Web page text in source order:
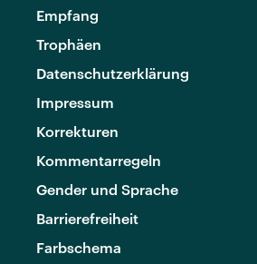
Empfang
Trophäen
Datenschutzerklärung
Impressum
Korrekturen
Kommentarregeln
Gender und Sprache
Barrierefreiheit
Farbschema